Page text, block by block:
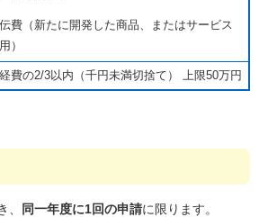
費（新たに開発した商品、またはサービス
）
費の2/3以内（千円未満切捨て） 上限50万円
同一年度に1回の申請に限ります。